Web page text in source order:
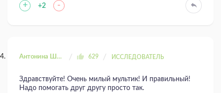
+ +2 -
Антонина Шахтаренко 629 ИССЛЕДОВАТЕЛЬ
Здравствуйте! Очень милый мультик! И правильный!
Надо помогать друг другу просто так.